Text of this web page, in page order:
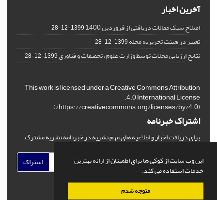
این وب سایت از کوکی ها برای اطمینان از ارائه بهترین
خدمات استفاده می کند.
متوجه شدم
آخرین اخبار
اصلاح سبک مقالات دریافتی از فروردین 1400 1399-12-28
تغییر در هیئت تحریریه مجله1399-12-28
نتایج ارزیابی مجلات توسط وزارت علوم، تحقیقات و فناوری1399-12-28
This work is licensed under a Creative Commons Attribution
4.0 International License.
(
https://creativecommons.org/licenses/by/4.0/
)
اشتراک خبرنامه
برای دریافت اخبار و اطلاعیه های مهم نشریه در خبرنامه نشریه مشترک
اشتراک